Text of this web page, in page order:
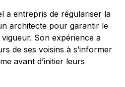
a entrepris de régulariser la
architecte pour garantir le
Son expérience a
de ses voisins à s’informer
avant d’initier leurs